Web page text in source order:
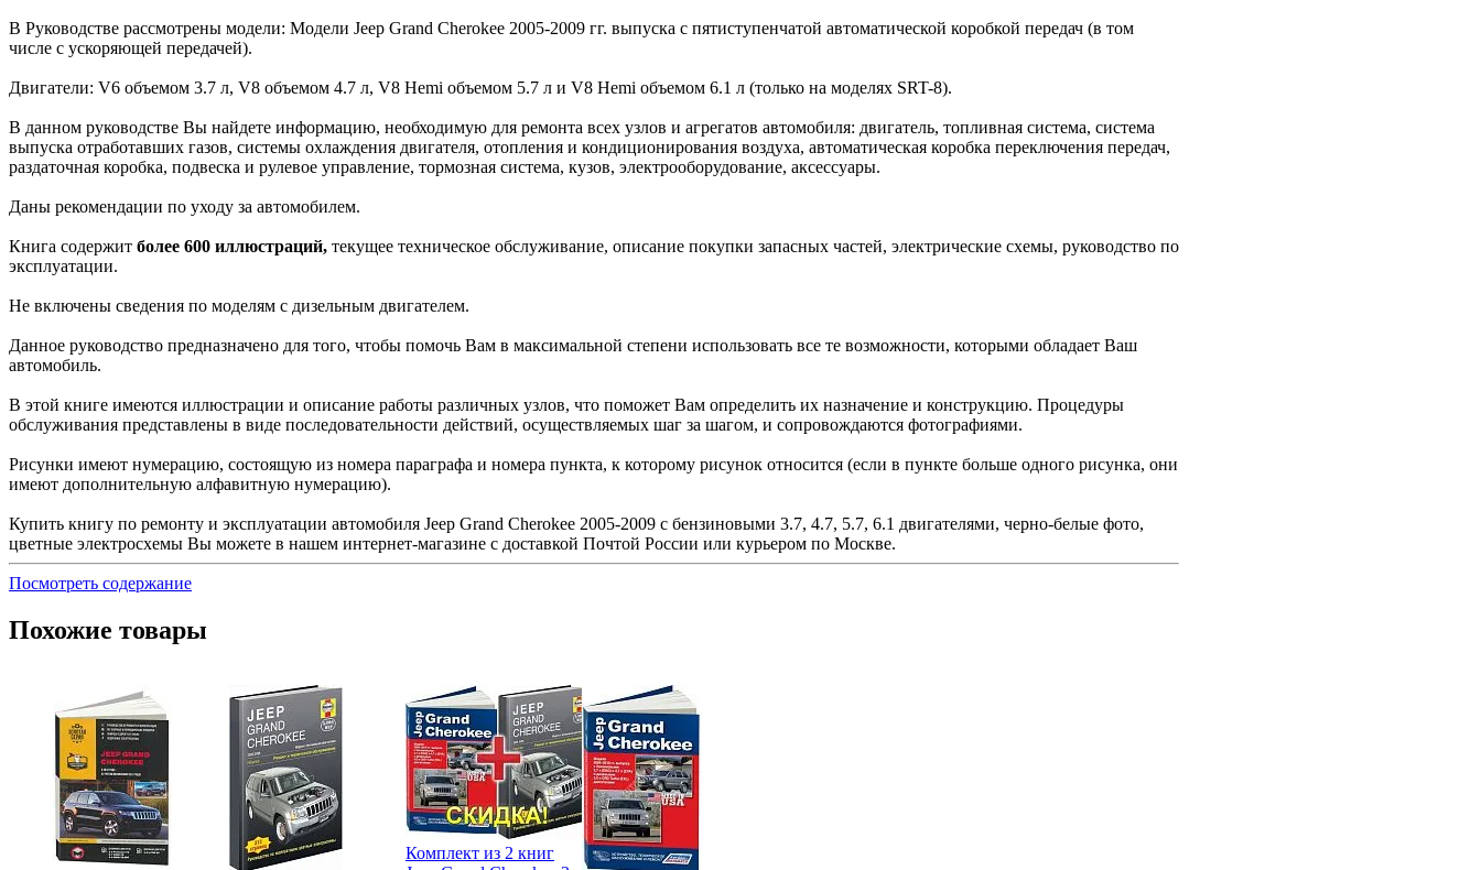
В Руководстве рассмотрены модели: Модели Jeep Grand Cherokee 2005-2009 гг. выпуска с пятиступенчатой автоматической коробкой передач (в том
числе с ускоряющей передачей).
Двигатели: V6 объемом 3.7 л, V8 объемом 4.7 л, V8 Hemi объемом 5.7 л и V8 Hemi объемом 6.1 л (только на моделях SRT-8).
В данном руководстве Вы найдете информацию, необходимую для ремонта всех узлов и агрегатов автомобиля: двигатель, топливная система, система
выпуска отработавших газов, системы охлаждения двигателя, отопления и кондиционирования воздуха, автоматическая коробка переключения передач,
раздаточная коробка, подвеска и рулевое управление, тормозная система, кузов, электрооборудование, аксессуары.
Даны рекомендации по уходу за автомобилем.
Книга содержит более 600 иллюстраций, текущее техническое обслуживание, описание покупки запасных частей, электрические схемы, руководство по
эксплуатации.
Не включены сведения по моделям с дизельным двигателем.
Данное руководство предназначено для того, чтобы помочь Вам в максимальной степени использовать все те возможности, которыми обладает Ваш
автомобиль.
В этой книге имеются иллюстрации и описание работы различных узлов, что поможет Вам определить их назначение и конструкцию. Процедуры
обслуживания представлены в виде последовательности действий, осуществляемых шаг за шагом, и сопровождаются фотографиями.
Рисунки имеют нумерацию, состоящую из номера параграфа и номера пункта, к которому рисунок относится (если в пункте больше одного рисунка, они
имеют дополнительную алфавитную нумерацию).
Купить книгу по ремонту и эксплуатации автомобиля Jeep Grand Cherokee 2005-2009 с бензиновыми 3.7, 4.7, 5.7, 6.1 двигателями, черно-белые фото,
цветные электросхемы Вы можете в нашем интернет-магазине с доставкой Почтой России или курьером по Москве.
Посмотреть содержание
Похожие товары
Комплект из 2 книг